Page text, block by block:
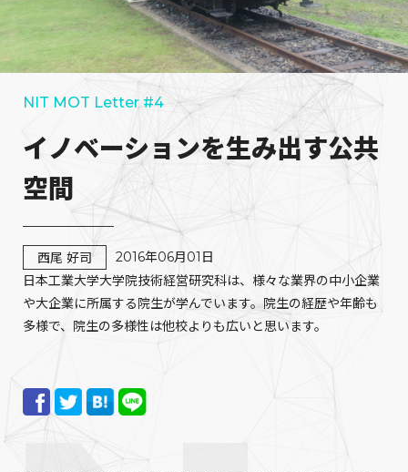
NIT MOT Letter #4
イノベーションを生み出す公共
空間
西尾 好司
2016年06月01日
日本工業大学大学院技術経営研究科は、様々な業界の中小企業
や大企業に所属する院生が学んでいます。院生の経歴や年齢も
多様で、院生の多様性は他校よりも広いと思います。